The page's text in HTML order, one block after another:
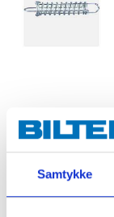
Samtykke